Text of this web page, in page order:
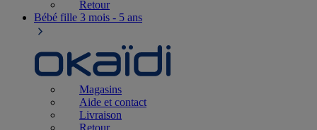
Retour
Bébé fille 3 mois - 5 ans
Magasins
Aide et contact
Livraison
Retour